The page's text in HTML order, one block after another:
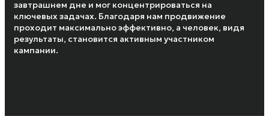
завтрашнем дне и мог концентрироваться на
ключевых задачах. Благодаря нам продвижение
проходит максимально эффективно, а человек, видя
результаты, становится активным участником
кампании.